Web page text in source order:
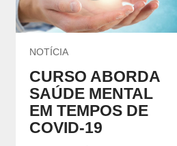
NOTÍCIA
CURSO ABORDA
SAÚDE MENTAL
EM TEMPOS DE
COVID-19